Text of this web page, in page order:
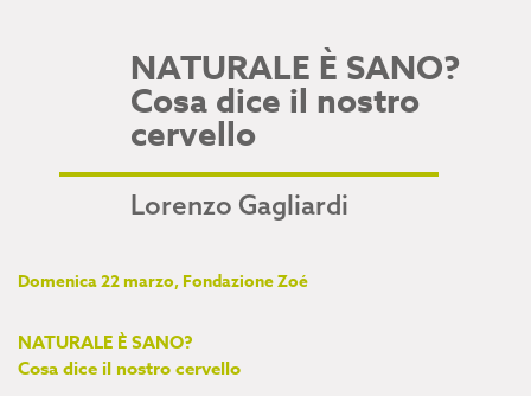
NATURALE È SANO?
Cosa dice il nostro
cervello
Lorenzo Gagliardi
Domenica 22 marzo, Fondazione Zoé
NATURALE È SANO?
Cosa dice il nostro cervello